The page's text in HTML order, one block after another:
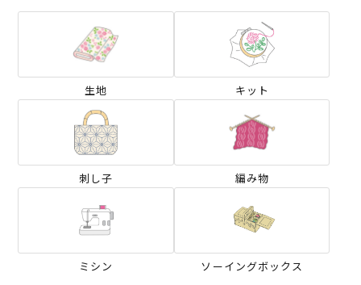
生地 キット
刺し子 編み物
ミシン ソーイングボックス